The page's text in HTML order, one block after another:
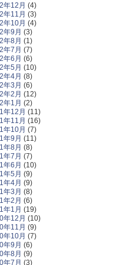
年12月 (4)
年11月 (3)
年10月 (4)
年9月 (3)
年8月 (1)
年7月 (7)
年6月 (6)
年5月 (10)
年4月 (8)
年3月 (6)
年2月 (12)
年1月 (2)
年12月 (11)
年11月 (16)
年10月 (7)
年9月 (11)
年8月 (8)
年7月 (7)
年6月 (10)
年5月 (9)
年4月 (9)
年3月 (8)
年2月 (6)
年1月 (19)
年12月 (10)
年11月 (9)
年10月 (7)
年9月 (6)
年8月 (9)
年7月 (3)